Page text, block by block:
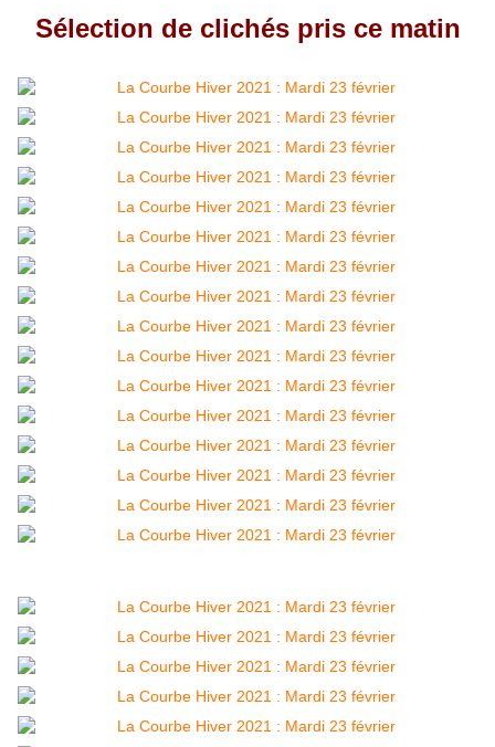
Sélection de clichés pris ce matin